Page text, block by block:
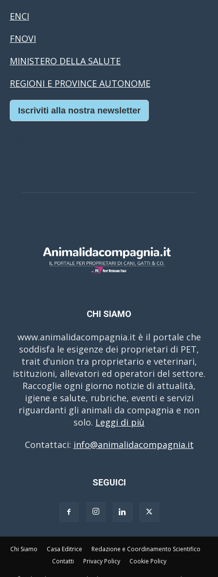
ENCI
FNOVI
MINISTERO DELLA SALUTE
REGIONI E PROVINCE AUTONOME
Iscriviti alla nostra newsletter
CHI SIAMO
www.animalidacompagnia.it è il portale che
soddisfa le esigenze dei proprietari di PET,
trait d'union tra proprietario e veterinari,
istituzioni, allevatori ed operatori del settore.
Raccoglie ogni giorno notizie di attualità,
igiene e salute, rubriche, eventi e servizi
riguardanti gli animali da compagnia e non
solo. Leggi di più
Contattaci: info@animalidacompagnia.it
SEGUICI
Chi Siamo Casa Editrice
Redazione e Coordinamento Scientifico
Contatti
Privacy Policy Cookie Policy